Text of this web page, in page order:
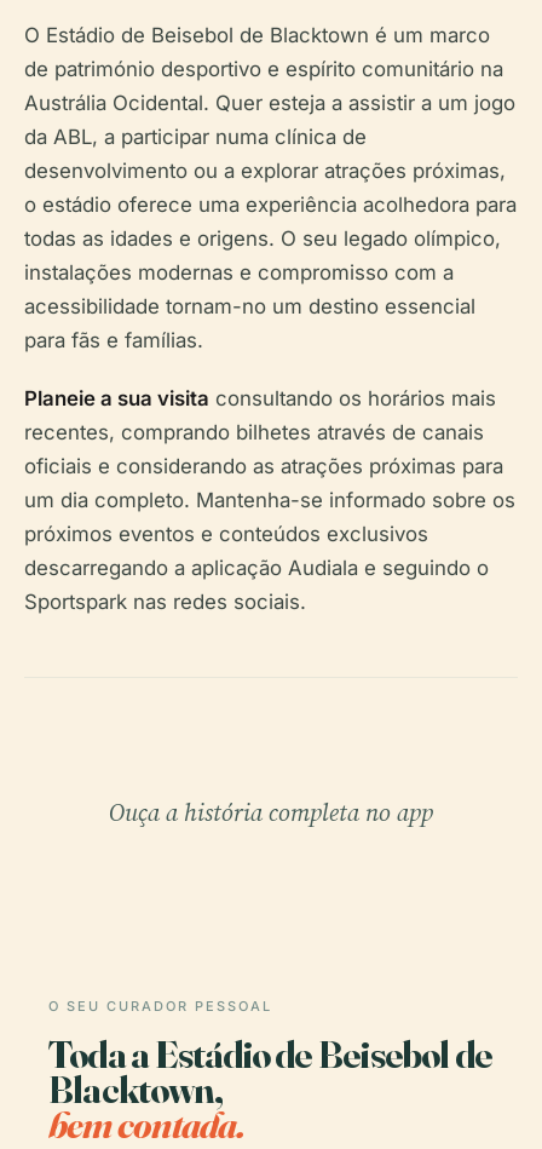
O Estádio de Beisebol de Blacktown é um marco
de património desportivo e espírito comunitário na
Austrália Ocidental. Quer esteja a assistir a um jogo
da ABL, a participar numa clínica de
desenvolvimento ou a explorar atrações próximas,
o estádio oferece uma experiência acolhedora para
todas as idades e origens. O seu legado olímpico,
instalações modernas e compromisso com a
acessibilidade tornam-no um destino essencial
para fãs e famílias.
Planeie a sua visita consultando os horários mais
recentes, comprando bilhetes através de canais
oficiais e considerando as atrações próximas para
um dia completo. Mantenha-se informado sobre os
próximos eventos e conteúdos exclusivos
descarregando a aplicação Audiala e seguindo o
Sportspark nas redes sociais.
Ouça a história completa no app
O SEU CURADOR PESSOAL
Toda a Estádio de Beisebol de
Blacktown,
bem contada.